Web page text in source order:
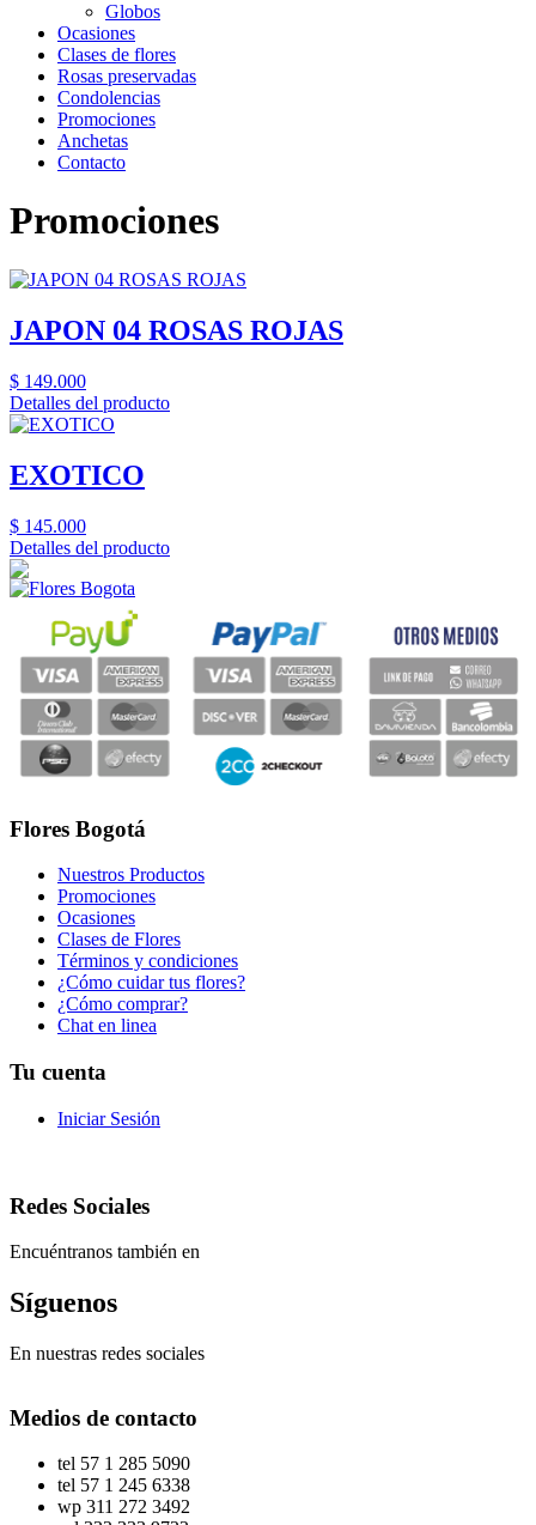
Globos
Ocasiones
Clases de flores
Rosas preservadas
Condolencias
Promociones
Anchetas
Contacto
Promociones
JAPON 04 ROSAS ROJAS
$ 149.000
Detalles del producto
EXOTICO
$ 145.000
Detalles del producto
Flores Bogotá
Nuestros Productos
Promociones
Ocasiones
Clases de Flores
Términos y condiciones
¿Cómo cuidar tus flores?
¿Cómo comprar?
Chat en linea
Tu cuenta
Iniciar Sesión
Redes Sociales
Encuéntranos también en
Síguenos
En nuestras redes sociales
Medios de contacto
tel 57 1 285 5090
tel 57 1 245 6338
wp 311 272 3492